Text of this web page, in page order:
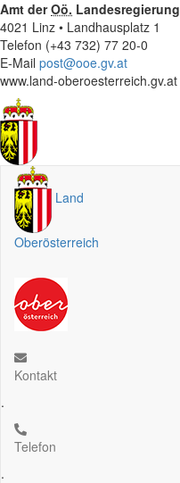
Amt derOö. Landesregierung
4021 Linz • Landhausplatz 1
Telefon (+43 732) 77 20-0
E-Mail post@ooe.gv.at
www.land-oberoesterreich.gv.at
Land
Oberösterreich
Kontakt
.
Telefon
.